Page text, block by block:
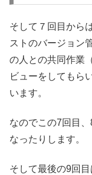
そして７回目から
ストのバージョン
の人との共同作業
ビューをしてもら
います。
なのでこの7回目
なったりします。
そして最後の9回